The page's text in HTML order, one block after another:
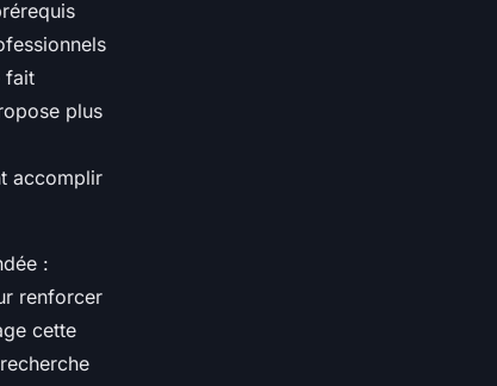
fait
plus
accomplir
:
renforcer
cette